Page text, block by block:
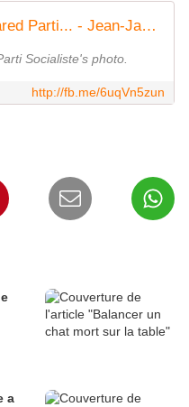
Jean-Jacques Pasquier shared Parti... - Jean-Jacques Pasquier | Facebook
Socialiste's photo.
http://fb.me/6uqVn5zun
a